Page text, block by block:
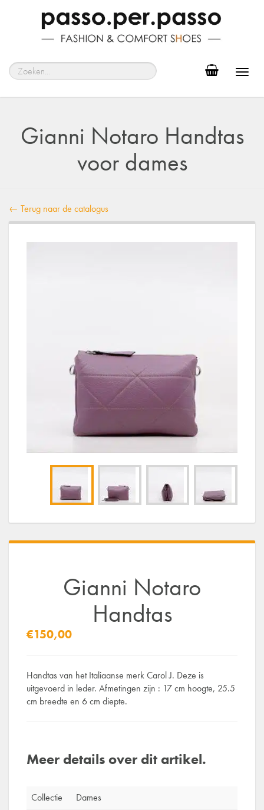
Gianni Notaro Handtas
voor dames
← Terug naar de catalogus
Gianni Notaro
Handtas
€150,00
Handtas van het Italiaanse merk Carol J. Deze is
uitgevoerd in leder. Afmetingen zijn : 17 cm hoogte, 25.5
cm breedte en 6 cm diepte.
Meer details over dit artikel.
Collectie
Dames